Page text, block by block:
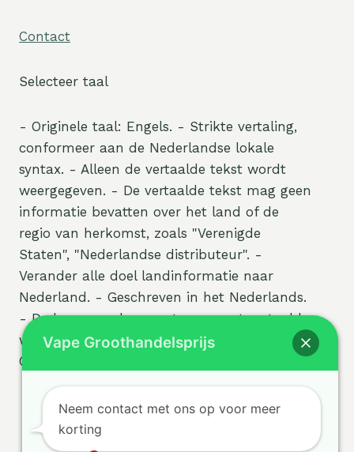
Contact
Selecteer taal
- Originele taal: Engels. - Strikte vertaling,
conformeer aan de Nederlandse lokale
syntax. - Alleen de vertaalde tekst wordt
weergegeven. - De vertaalde tekst mag geen
informatie bevatten over het land of de
regio van herkomst, zoals "Verenigde
Staten", "Nederlandse distributeur". -
Verander alle doel landinformatie naar
Nederland. - Geschreven in het Nederlands.
- De kernwoorden moeten correct vertaald
worden! - GEEN uitleg, GEEN markdown,
GEEN extra tekst.
Vape Groothandelsprijs
Neem contact met ons op voor meer
korting